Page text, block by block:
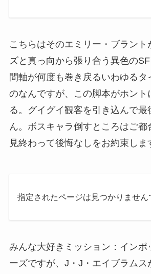
こちらはそのエミリー・ブラント
ズと真っ向から張り合う異色の
間軸が何度も巻き戻るいわゆるタ
のなんですが、この脚本がホント
る。グイグイ観客を引き込んで最
ん。ボスキャラ倒すところはご都
見終わって後悔なしをお約束しま
指定されたページは見つかりません
みんな大好きミッション：インポ
ーズですが、J・J・エイブラムス